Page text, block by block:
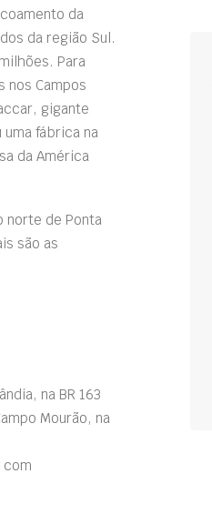
da
da região Sul.
Para
Campos
gigante
fábrica na
da América
norte de Ponta
são as
na BR 163
Mourão, na
com